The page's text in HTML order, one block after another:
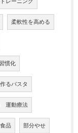
柔軟性を高める
慣化
るパスタ
運動療法
品 部分やせ